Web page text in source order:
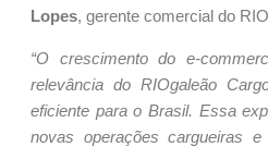
Lopes, gerente comercial do
“O crescimento do e-
relevância do RIOgaleão
eficiente para o Brasil. Essa
novas operações cargueiras